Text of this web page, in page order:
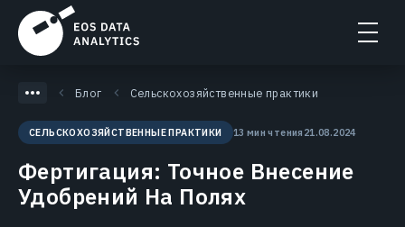
Блог Сельскохозяйственные практики
СЕЛЬСКОХОЗЯЙСТВЕННЫЕ ПРАКТИКИ 13 мин чтения 21.08.2024
Фертигация: Точное Внесение
Удобрений На Полях